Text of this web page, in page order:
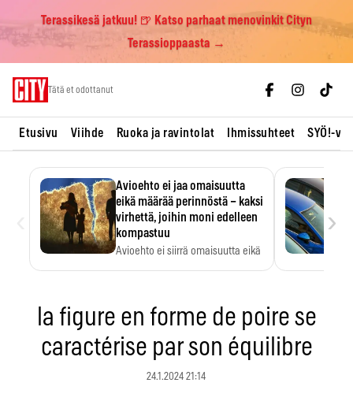
Terassikesä jatkuu! 🍺 Katso parhaat menovinkit Cityn
Terassioppaasta →
Tätä et odottanut
Etusivu Viihde Ruoka ja ravintolat Ihmissuhteet SYÖ!-
Avioehto ei jaa omaisuutta
eikä määrää perinnöstä – kaksi
virhettä, joihin moni edelleen
kompastuu
Avioehto ei siirrä omaisuutta eikä
›
la figure en forme de poire se
caractérise par son équilibre
24.1.2024 21:14